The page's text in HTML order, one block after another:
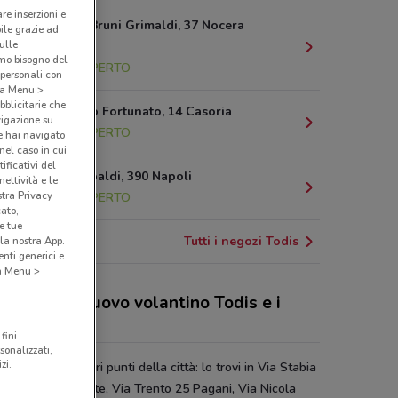
Via Nicola Bruni Grimaldi, 37 Nocera
11.2 km
APERTO
Via Giustino Fortunato, 14 Casoria
21.7 km
APERTO
Corso Garibaldi, 390 Napoli
22.4 km
APERTO
Tutti i negozi Todis
sconti del nuovo volantino Todis e i
è presente in vari punti della città: lo trovi in Via Stabia
Sant'antonio Abate, Via Trento 25 Pagani, Via Nicola
inserzioni e
grazie ad
bisogno del
con
Menu >
che
su
hai navigato
caso in cui
del
e le
Privacy
tue
nostra App.
generici e
Menu >
fini